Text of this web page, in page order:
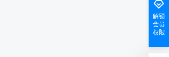
解锁
会员
权限